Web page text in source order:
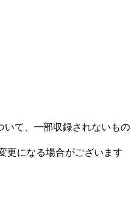
て、一部収録されないもの
更になる場合がございます